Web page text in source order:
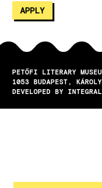
PETŐFI LITERARY
1053
BUDAPEST
DEVELOPED BY